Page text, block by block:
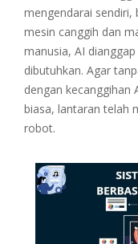
mengendarai sendiri,
mesin canggih dan
manusia, AI
dibutuhkan. Agar
dengan kecanggihan
biasa, lantaran telah
robot.